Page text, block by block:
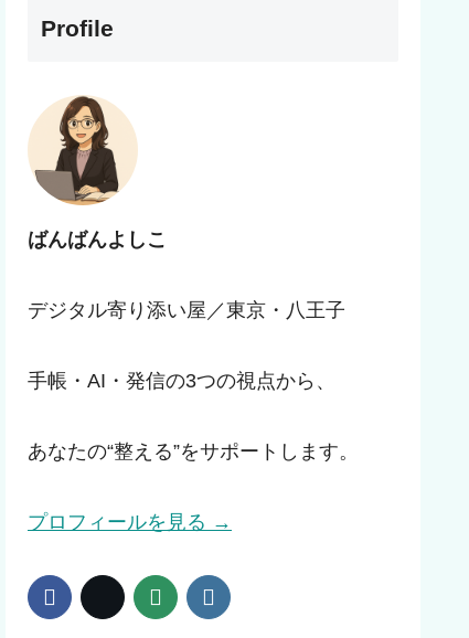
Profile
ばんばんよしこ
デジタル寄り添い屋／東京・八王子
手帳・AI・発信の3つの視点から、
あなたの“整える”をサポートします。
プロフィールを見る →